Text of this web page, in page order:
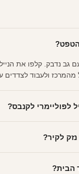
גב נדבק. קלפו את
מהמרכז ולעבוד לצדדים
לפוליימרי לקנבס?
יוקרתי, מט.
לקיר?
קרמיקה וזכוכית.
הבית?